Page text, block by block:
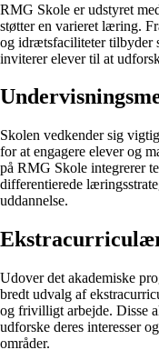
RMG Skole er udstyret
støtter en varieret læring.
og idrætsfaciliteter tilbyder
inviterer elever til at
Skolen vedkender sig
for at engagere elever og
på RMG Skole integrerer
differentierede
uddannelse.
Udover det akademiske
bredt udvalg af
og frivilligt arbejde. Disse
udforske deres interesser
områder.